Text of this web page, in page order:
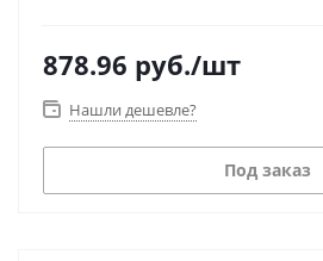
878.96 руб./шт
Нашли дешевле?
Под заказ